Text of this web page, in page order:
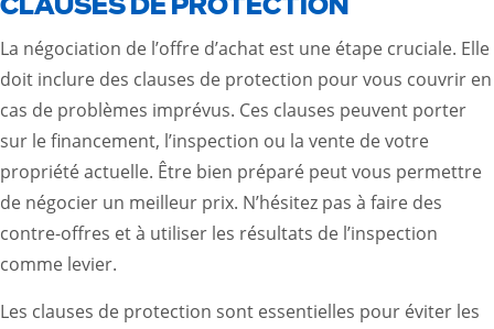
La négociation de l’offre d’achat est une étape cruciale. Elle
doit inclure des clauses de protection pour vous couvrir en
cas de problèmes imprévus. Ces clauses peuvent porter
sur le financement, l’inspection ou la vente de votre
propriété actuelle. Être bien préparé peut vous permettre
de négocier un meilleur prix. N’hésitez pas à faire des
contre-offres et à utiliser les résultats de l’inspection
comme levier.
Les clauses de protection sont essentielles pour éviter les